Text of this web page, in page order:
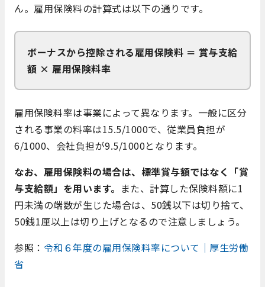
ん。雇用保険料の計算式は以下の通りです。
ボーナスから控除される雇用保険料 ＝ 賞与支給
額 × 雇用保険料率
雇用保険料率は事業によって異なります。一般に区分
される事業の料率は15.5/1000で、従業員負担が
6/1000、会社負担が9.5/1000となります。
なお、雇用保険料の場合は、標準賞与額ではなく「賞
与支給額」を用います。 また、計算した保険料額に1
円未満の端数が生じた場合は、50銭以下は切り捨て、
50銭1厘以上は切り上げとなるので注意しましょう。
参照： 令和６年度の雇用保険料率について｜厚生労働
省